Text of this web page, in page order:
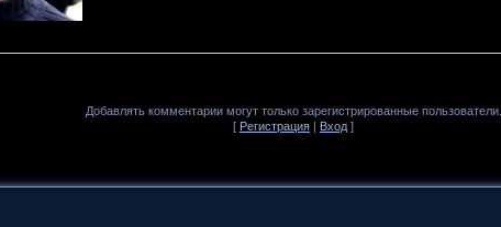
Добавлять комментарии могут только зарегистрированные пользователи.
[ Регистрация | Вход ]